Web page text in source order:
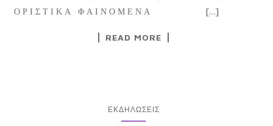
Ο Ρ Ι Σ Τ Ι Κ Α Φ Α Ι Ν Ο Μ Ε Ν Α […]
READ MORE
ΕΚΔΗΛΏΣΕΙΣ